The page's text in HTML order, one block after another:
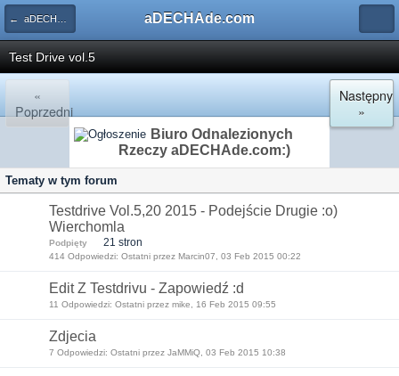
← aDECHAde Test Drive aDECHAde.com
Test Drive vol.5
«
Poprzedni
Następny
»
Biuro Odnalezionych
Rzeczy aDECHAde.com:)
Tematy w tym forum
Testdrive Vol.5,20 2015 - Podejście Drugie :o)
Wierchomla
Podpięty 21 stron
414 Odpowiedzi: Ostatni przez Marcin07, 03 Feb 2015 00:22
Edit Z Testdrivu - Zapowiedź :d
11 Odpowiedzi: Ostatni przez mike, 16 Feb 2015 09:55
Zdjecia
7 Odpowiedzi: Ostatni przez JaMMiQ, 03 Feb 2015 10:38